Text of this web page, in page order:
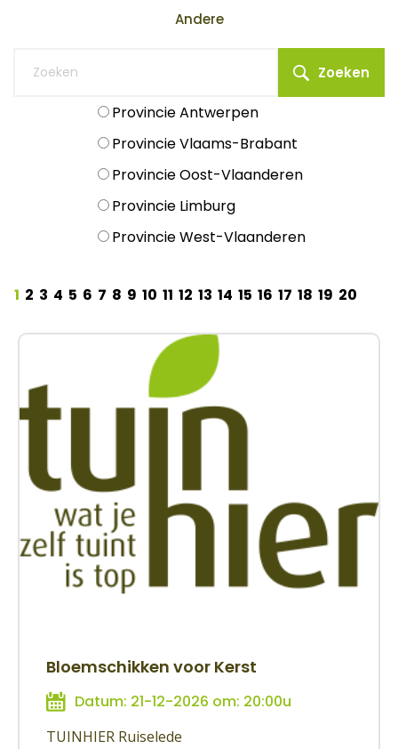
Andere
Zoeken
Provincie Antwerpen
Provincie Vlaams-Brabant
Provincie Oost-Vlaanderen
Provincie Limburg
Provincie West-Vlaanderen
1 2 3 4 5 6 7 8 9 10 11 12 13 14 15 16 17 18 19 20
Bloemschikken voor Kerst
Datum: 21-12-2026 om: 20:00u
TUINHIER Ruiselede